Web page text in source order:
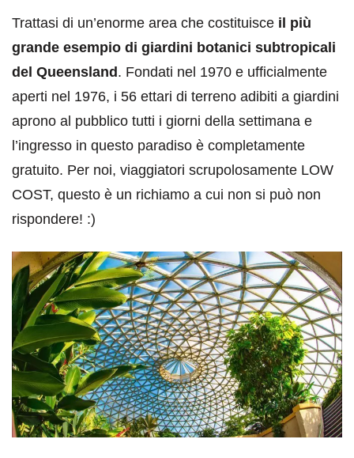
Trattasi di un’enorme area che costituisce il più
grande esempio di giardini botanici subtropicali
del Queensland. Fondati nel 1970 e ufficialmente
aperti nel 1976, i 56 ettari di terreno adibiti a giardini
aprono al pubblico tutti i giorni della settimana e
l’ingresso in questo paradiso è completamente
gratuito. Per noi, viaggiatori scrupolosamente LOW
COST, questo è un richiamo a cui non si può non
rispondere! :)